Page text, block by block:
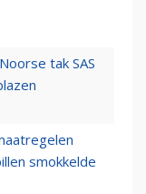
tak SAS
smokkelde